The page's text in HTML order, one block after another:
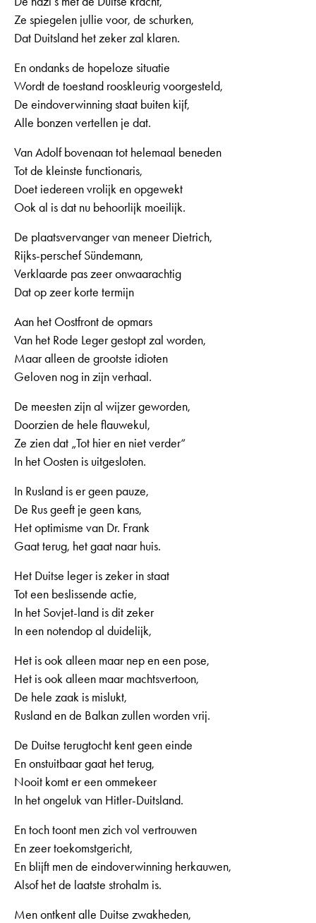
Ze spiegelen jullie voor, de schurken,
Dat Duitsland het zeker zal klaren.
En ondanks de hopeloze situatie
Wordt de toestand rooskleurig voorgesteld,
De eindoverwinning staat buiten kijf,
Alle bonzen vertellen je dat.
Van Adolf bovenaan tot helemaal beneden
Tot de kleinste functionaris,
Doet iedereen vrolijk en opgewekt
Ook al is dat nu behoorlijk moeilijk.
De plaatsvervanger van meneer Dietrich,
Rijks-perschef Sündemann,
Verklaarde pas zeer onwaarachtig
Dat op zeer korte termijn
Aan het Oostfront de opmars
Van het Rode Leger gestopt zal worden,
Maar alleen de grootste idioten
Geloven nog in zijn verhaal.
De meesten zijn al wijzer geworden,
Doorzien de hele flauwekul,
Ze zien dat „Tot hier en niet verder“
In het Oosten is uitgesloten.
In Rusland is er geen pauze,
De Rus geeft je geen kans,
Het optimisme van Dr. Frank
Gaat terug, het gaat naar huis.
Het Duitse leger is zeker in staat
Tot een beslissende actie,
In het Sovjet-land is dit zeker
In een notendop al duidelijk,
Het is ook alleen maar nep en een pose,
Het is ook alleen maar machtsvertoon,
De hele zaak is mislukt,
Rusland en de Balkan zullen worden vrij.
De Duitse terugtocht kent geen einde
En onstuitbaar gaat het terug,
Nooit komt er een ommekeer
In het ongeluk van Hitler-Duitsland.
En toch toont men zich vol vertrouwen
En zeer toekomstgericht,
En blijft men de eindoverwinning herkauwen,
Alsof het de laatste strohalm is.
Men ontkent alle Duitse zwakheden,